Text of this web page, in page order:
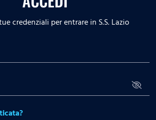
credenziali per entrare in S.S. Lazio